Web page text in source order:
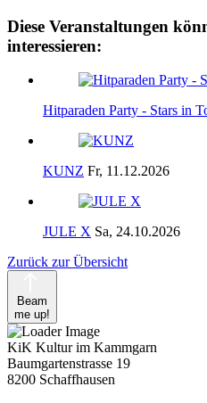
Diese Veranstaltungen
interessieren:
Hitparaden Party - Stars in
KUNZ Fr, 11.12.2026
JULE X Sa, 24.10.2026
Zurück zur Übersicht
Beam
me up!
KiK Kultur im Kammgarn
Baumgartenstrasse 19
8200 Schaffhausen